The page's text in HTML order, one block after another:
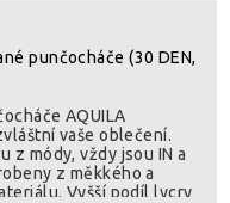
punčocháče (30 DEN,
AQUILA
vaše oblečení.
z módy, vždy jsou IN a
z měkkého a
Vyšší podíl lycry